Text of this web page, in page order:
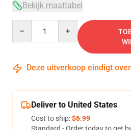
Bekijk maattabel
Deze uitverkoop eindigt over
Deliver to United States
Cost to ship:$6.99